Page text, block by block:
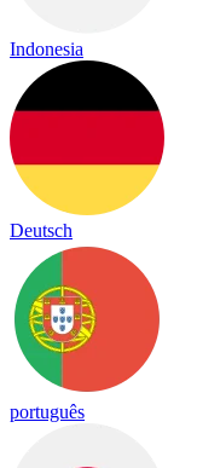
Indonesia
Deutsch
português